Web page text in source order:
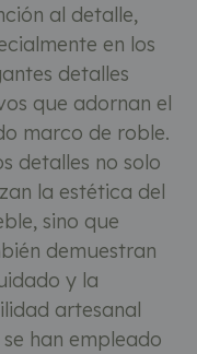
al detalle,
en los
detalles
que adornan el
marco de roble.
detalles no solo
la estética del
sino que
demuestran
y la
artesanal
han empleado